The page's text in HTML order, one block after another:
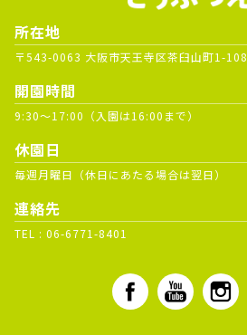
所在地
〒543-0063 大阪市天王寺区茶臼山町1-108
開園時間
9:30～17:00（入園は16:00まで）
休園日
毎週月曜日（休日にあたる場合は翌日）
連絡先
TEL : 06-6771-8401